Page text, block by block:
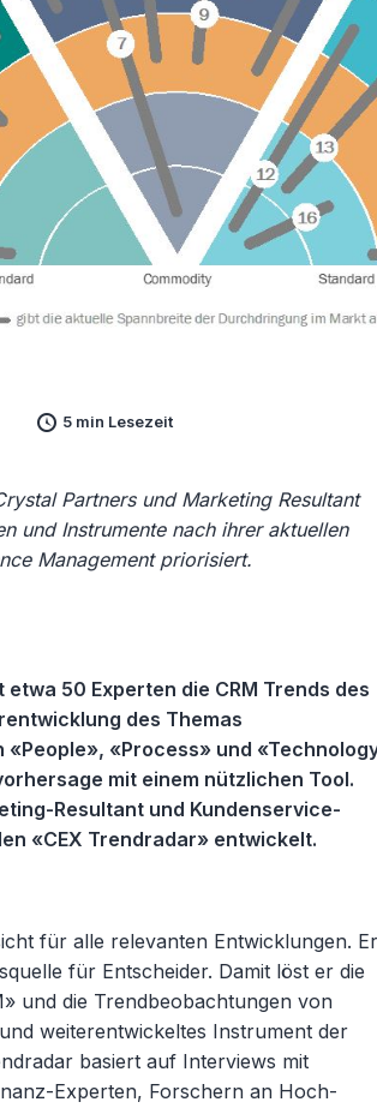
5 min Lesezeit
Partners und Marketing Resultant
und Instrumente nach ihrer aktuellen
Management priorisiert.
50 Experten die CRM Trends des
des Themas
«Process» und
mit einem nützlichen Tool.
Resultant und Kundenservice-
«CEX Trendradar» entwickelt.
für alle relevanten Entwicklungen.
für Entscheider. Damit löst er die
und die Trendbeobachtungen von
weiterentwickeltes Instrument der
basiert auf Interviews mit
Experten, Forschern an Hoch-